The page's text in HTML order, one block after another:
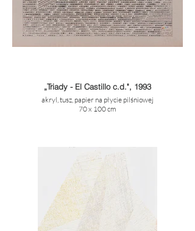
„Triady - El Castillo c.d.", 1993
akryl, tusz, papier na płycie pilśniowej
70 x 100 cm